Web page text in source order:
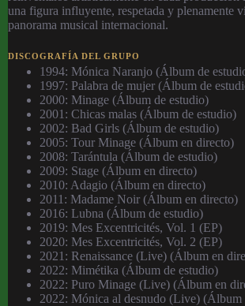
una figura influyente, respetada y plenamente
panorama musical internacional.
DISCOGRAFÍA DEL GRUPO
1994: Mónica Naranjo (Álbum de
1997: Palabra de mujer (Álbum de
2000: Minage (Álbum de estudio)
2001: Chicas malas (Álbum de estudio)
2002: Bad Girls (Álbum de estudio)
2005: Tour Minage (Álbum en directo)
2008: Tarántula (Álbum de estudio)
2009: Stage (Álbum en directo)
2010: Adagio (Álbum en directo)
2011: Madame Noir (Álbum en directo)
2016: Lubna (Álbum de estudio)
2019: Mes Excentricités, Vol. 1 (EP)
2020: Mes Excentricités, Vol. 2 (EP)
2021: Renaissance (Live) (Álbum en
2022: Mimétika (Álbum de estudio)
2022: Puro Minage (Live) (Álbum en
2022: Mónica al desnudo (Live) (Álbum